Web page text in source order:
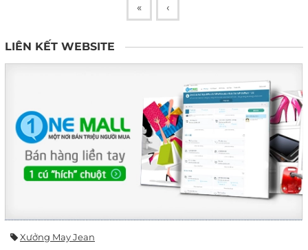
« ‹
LIÊN KẾT WEBSITE
Xưởng May Jean